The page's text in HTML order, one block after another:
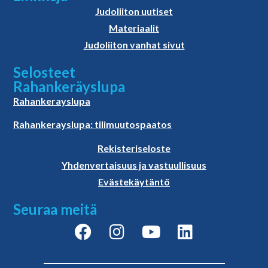
Judoliiton uutiset
Materiaalit
Judoliiton vanhat sivut
Selosteet
Rahankeräyslupa
Rahankerayslupa
Rahankerayslupa: tilimuutospaatos
Rekisteriseloste
Yhdenvertaisuus ja vastuullisuus
Evästekäytäntö
Seuraa meitä